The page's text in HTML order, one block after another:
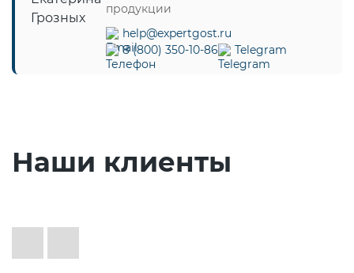
продукции
help@expertgost.ru
8 (800) 350-10-86
Telegram
Наши клиенты